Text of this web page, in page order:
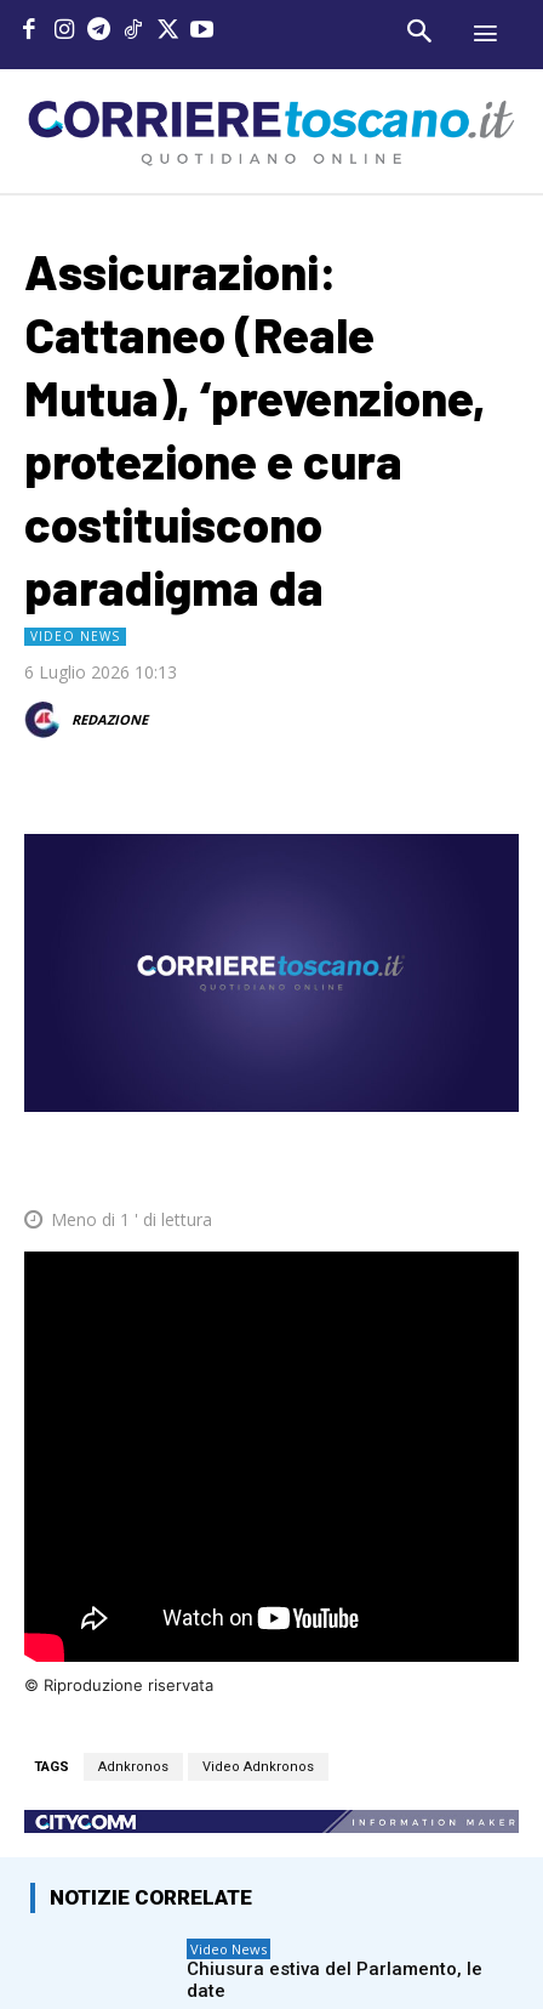
Assicurazioni:
Cattaneo (Reale
Mutua), ‘prevenzione,
protezione e cura
costituiscono
paradigma da
VIDEO NEWS
6 Luglio 2026 10:13
REDAZIONE
Meno di 1 ' di lettura
© Riproduzione riservata
TAGS Adnkronos Video Adnkronos
NOTIZIE CORRELATE
Video News
Chiusura estiva del Parlamento, le
date